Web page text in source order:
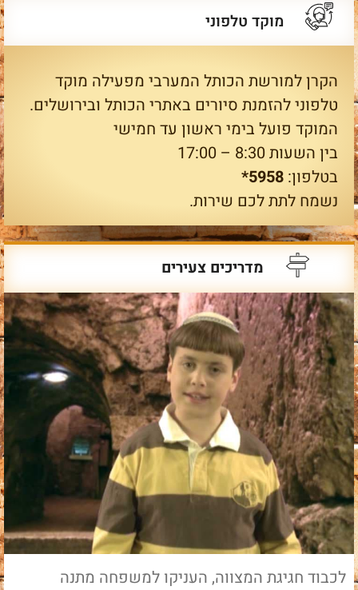
מוקד טלפוני
הקרן למורשת הכותל המערבי מפעילה מוקד
טלפוני להזמנת סיורים באתרי הכותל ובירושלים.
המוקד פועל בימי ראשון עד חמישי
בין השעות 8:30 – 17:00
בטלפון: 5958*
נשמח לתת לכם שירות.
מדריכים צעירים
לכבוד חגיגת המצווה, העניקו למשפחה מתנה